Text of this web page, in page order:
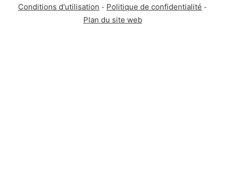
Conditions d'utilisation - Politique de confidentialité -
Plan du site web